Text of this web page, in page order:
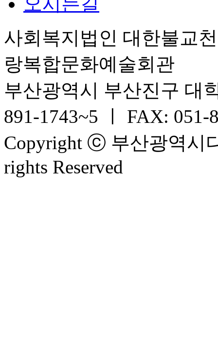
사회복지법인 대한불교
랑복합문화예술회관
부산광역시 부산진구 대
891-1743~5 ㅣ FAX: 051-
Copyright ⓒ 부산광역시
rights Reserved